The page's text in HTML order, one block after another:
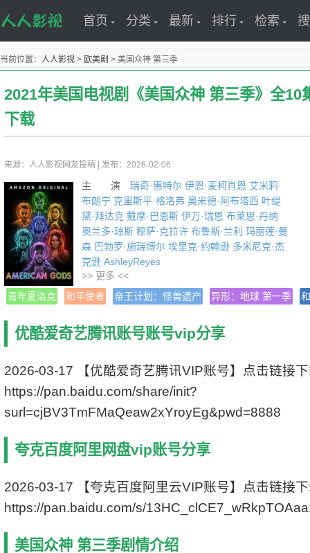
首页 分类 最新 排行 检索
当前位置： 人人影视 > 欧美剧 > 美国众神 第三季
2021年美国电视剧《美国众神 第三季》全10
下载
来源：人人影视网友投稿 发布：2026-02-06
主 演 瑞奇·惠特尔 伊恩·麦柯肖恩 艾米莉·
布朗宁 克里斯平·格洛弗 奥米德·阿布塔西 叶缇
黛·拜达克 戴摩·巴恩斯 伊万·瑞恩 布莱思·丹纳
奥兰多·琼斯 穆萨·克拉许 布鲁斯·兰利 玛丽莲·曼
森 巴勃罗·施瑞博尔 埃里克·约翰逊 多米尼克·杰
克逊 AshleyReyes
年 份
译 名 美国神祗
片 名 American Gods Season 3
产 地 美国
类 别 剧情/悬疑/奇幻
字 幕 中文字幕
豆瓣评分 7.9/10 from 129 users
IMDb评分 7.4/10 from 187 users
片 长 60分钟
主 演 瑞奇·惠特尔/伊恩·麦柯肖恩/艾米莉·
黛·拜达克/戴摩·巴恩斯/伊万·瑞恩/布莱思·丹纳/
奥兰多·琼斯/穆萨·克拉许/布鲁斯·兰利/玛丽莲·曼
克逊/Ashley Reyes
>> 更多 <<
青年夏洛克
和平使者 帝王计划：怪兽遗产 异形：地球 第一季
优酷爱奇艺腾讯账号账号vip分享
2026-03-17 【优酷爱奇艺腾讯VIP账号】点击链接
https://pan.baidu.com/share/init?
surl=cjBV3TmFMaQeaw2xYroyEg&pwd=8888
夸克百度阿里网盘vip账号分享
2026-03-17 【夸克百度阿里云VIP账号】点击链接
https://pan.baidu.com/s/
美国众神 第三季剧情介绍